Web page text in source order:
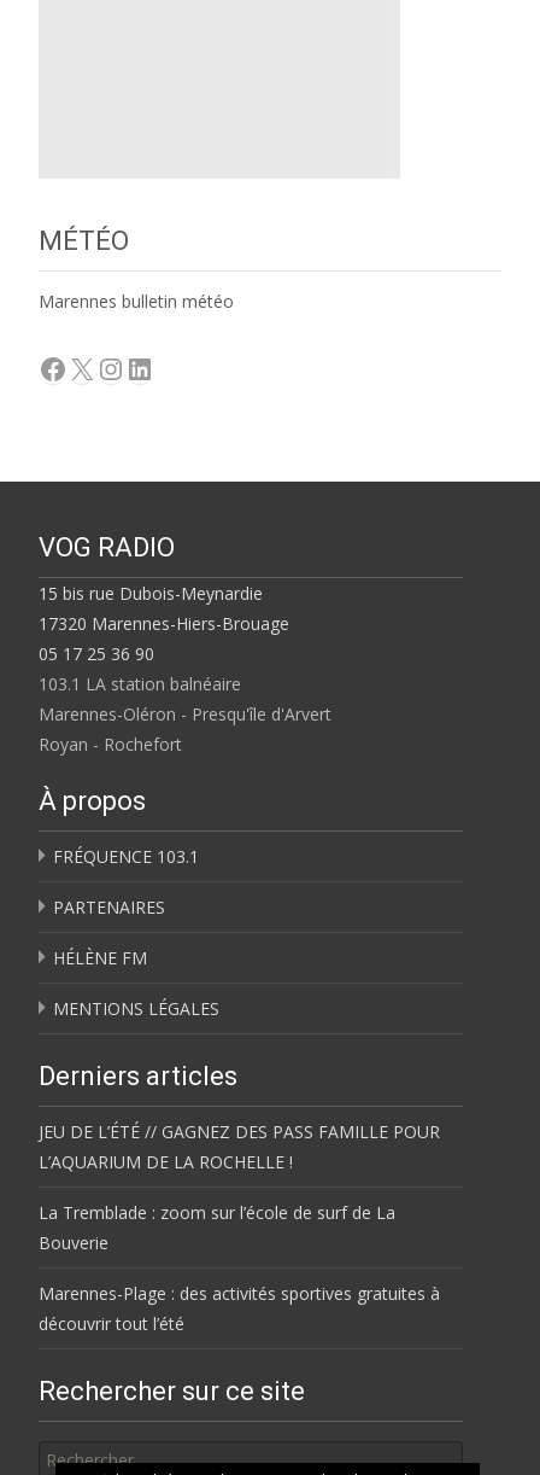
MÉTÉO
Marennes bulletin météo
Facebook
X Instagram
LinkedIn
VOG RADIO
15 bis rue Dubois-Meynardie
17320 Marennes-Hiers-Brouage
05 17 25 36 90
103.1 LA station balnéaire
Marennes-Oléron - Presqu'île d'Arvert
Royan - Rochefort
À propos
FRÉQUENCE 103.1
PARTENAIRES
HÉLÈNE FM
MENTIONS LÉGALES
Derniers articles
JEU DE L’ÉTÉ // GAGNEZ DES PASS FAMILLE POUR
L’AQUARIUM DE LA ROCHELLE !
La Tremblade : zoom sur l’école de surf de La
Bouverie
Marennes-Plage : des activités sportives gratuites à
découvrir tout l’été
Rechercher sur ce site